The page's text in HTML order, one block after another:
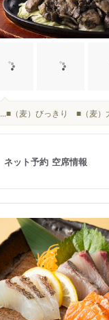
...■（麦）びっきり ■（麦
ネット予約 空席情報